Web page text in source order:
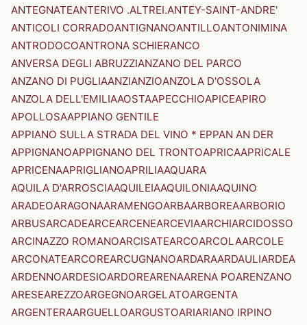
ANTEGNATEANTERIVO .ALTREI.ANTEY-SAINT-ANDRE'
ANTICOLI CORRADOANTIGNANOANTILLOANTONIMINA
ANTRODOCOANTRONA SCHIERANCO
ANVERSA DEGLI ABRUZZIANZANO DEL PARCO
ANZANO DI PUGLIAANZIANZIOANZOLA D'OSSOLA
ANZOLA DELL'EMILIAAOSTAAPECCHIOAPICEAPIRO
APOLLOSAAPPIANO GENTILE
APPIANO SULLA STRADA DEL VINO * EPPAN AN DER
APPIGNANOAPPIGNANO DEL TRONTOAPRICAAPRICALE
APRICENAAPRIGLIANOAPRILIAAQUARA
AQUILA D'ARROSCIAAQUILEIAAQUILONIAAQUINO
ARADEOARAGONAARAMENGOARBAARBOREAARBORIO
ARBUSARCADEARCEARCENEARCEVIAARCHIARCIDOSSO
ARCINAZZO ROMANOARCISATEARCOARCOLAARCOLE
ARCONATEARCOREARCUGNANOARDARAARDAULIARDEA
ARDENNOARDESIOARDOREARENAARENA POARENZANO
ARESEAREZZOARGEGNOARGELATOARGENTA
ARGENTERAARGUELLOARGUSTOARIARIANO IRPINO